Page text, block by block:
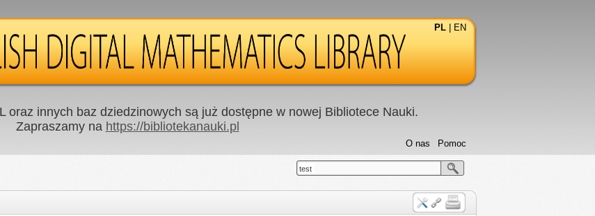
PL EN
oraz innych baz dziedzinowych są już dostępne w nowej Bibliotece Nauki.
Zapraszamy na https://bibliotekanauki.pl
Pomoc
O nas
test